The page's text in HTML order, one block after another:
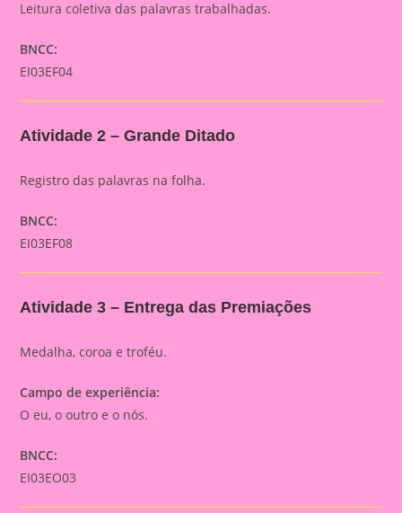
Leitura coletiva das palavras trabalhadas.
BNCC:
EI03EF04
Atividade 2 – Grande Ditado
Registro das palavras na folha.
BNCC:
EI03EF08
Atividade 3 – Entrega das Premiações
Medalha, coroa e troféu.
Campo de experiência:
O eu, o outro e o nós.
BNCC:
EI03EO03